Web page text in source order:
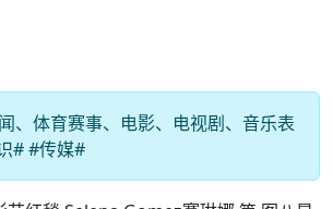
、体育赛事、电影、电视剧、音乐表
# #传媒#